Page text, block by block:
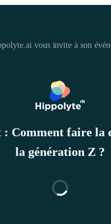
vous invite à son
: Comment faire la
la génération Z ?